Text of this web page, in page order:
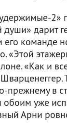
2»
души» дарит
его команде
«Этой
«Как и
прежнему в
обоим уже
Арни